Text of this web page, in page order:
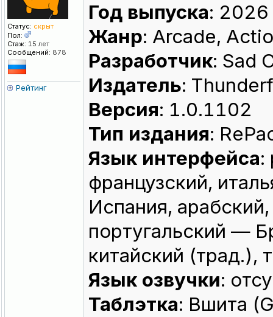
Статус: скрыт
Пол:
Стаж: 15 лет
Сообщений: 878
Рейтинг
Год выпуска: 2026
Жанр: Arcade,
Разработчик: Sad
Издатель:
Версия: 1.0.1102
Тип издания:
Язык интерфейса:
французский,
Испания,
португальский —
китайский (трад.),
Язык озвучки:
Таблэтка: Вшита